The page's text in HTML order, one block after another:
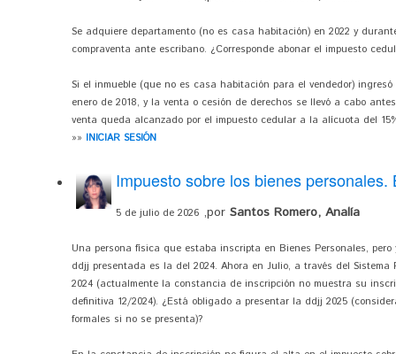
Se adquiere departamento (no es casa habitación) en 2022 y
compraventa ante escribano. ¿Corresponde abonar el impuesto
Si el inmueble (que no es casa habitación para el vendedor)
enero de 2018, y la venta o cesión de derechos se llevó a cabo
venta queda alcanzado por el impuesto cedular a la alícuota del
»» INICIAR SESIÓN
Impuesto sobre los bienes personales.
5 de julio de 2026 ,por Santos Romero, Analía
Una persona física que estaba inscripta en Bienes Personales,
ddjj presentada es la del 2024. Ahora en Julio, a través del
2024 (actualmente la constancia de inscripción no muestra su
definitiva 12/2024). ¿Está obligado a presentar la ddjj 2025
formales si no se presenta)?